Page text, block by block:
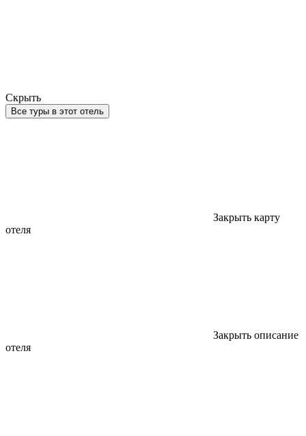
Скрыть
Все туры в этот отель
Закрыть карту
отеля
Закрыть описание
отеля